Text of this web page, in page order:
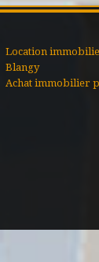
Location
Blangy
Achat immobilier